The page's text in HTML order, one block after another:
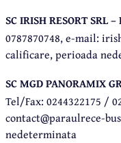
SC IRISH RESORT SRL
0787870748, e-mail:
calificare, perioada
SC MGD PANORAMIX
Tel/Fax: 0244322175 /
contact@paraulrece-
nedeterminata